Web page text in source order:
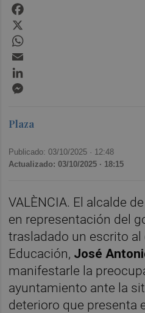
Plaza
Publicado: 03/10/2025 · 12:48
Actualizado: 03/10/2025 · 18:15
VALÈNCIA. El alcalde
en representación del
trasladado un escrito al
Educación, José
manifestarle la
ayuntamiento ante la
deterioro que presenta